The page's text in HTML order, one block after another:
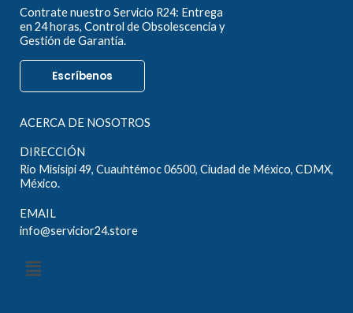
Contrate nuestro Servicio R24: Entrega
en 24 horas, Control de Obsolescencia y
Gestión de Garantía.
Escríbenos
ACERCA DE NOSOTROS
DIRECCIÓN
Rio Misisipi 49, Cuauhtémoc 06500, Ciudad de México, CDMX,
México.
EMAIL
info@servicior24.store
Menú